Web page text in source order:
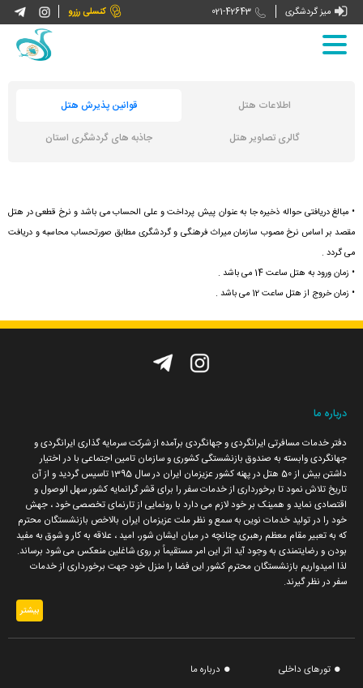
کنسلی رزرو  میز گردشگری 
021-42643 
تورهای داخلی
تورهای بین المللی
بازنشستگان کشوری
ثبت نام و رزرو
هتل های ما
نشریه الکترونیک
تیزرهای ما
تماس با ما
اطلاعات هتل
قوانین پذیرش هتل
گالری تصاویر هتل
جاذبه های گردشگری استان
• مبالغ دریافتی حواله ذخیره جا به عنوان پیش پرداخت و علی الحساب می باشد و نرخ قطعی در هتل
مقصد بر اساس نرخ مصوب سازمان میراث فرهنگی و گردشگری مطابق صورتحساب محاسبه و دریافت
می گردد .
• زمان ورود به هتل ساعت 14 می باشد .
• زمان خروج از هتل ساعت 12 می باشد .
درباره ما
دفتر خدمات مسافرتی ایرانگردی و جهانگردی برآمده از شرکت سرمایه گذاری ایرانگردی و
جهانگردی وابسته به صندوق بازنشستگی کشوری و سازمان تامین اجتماعی با در اختیار
داشتن بیش از 50 هتل در پهنه کشور عزیزمان ایران در سال 1395 تاسیس گردید و از آن
تاریخ تلاش نمود تا برخورداری از خدمات سفر را برای قشر گرانمایه کشور سهل الوصول و
اقتصادی نماید و همینک بر خود لازم می دارد با رونمایی از تارنمای تخصصی خود ، جهش
خود را در تولید خدمات نوین به سمع و نظر ملت عزیزمان ایران بالاخص بازنشستگان محترم
که به تعبیر مقام معظم رهبری چنانچه در میان ایشان شور، امید ، علاقه به کار و شوق به مفید
بودن و رضایتمندی به وجود آید اثر این امر مستقیماً بر روی شاغلین منعکس می شود برساند.
لذا امیدواریم بازنشستگان محترم کشور این فضا را منزل خود جهت برخورداری از خدمات
سفر در نظر گیرند.
بیشتر
تورهای داخلی
درباره ما